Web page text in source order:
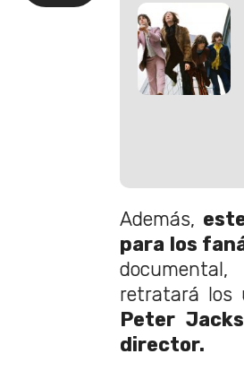
Además,
para los
retratará los
Peter
director.